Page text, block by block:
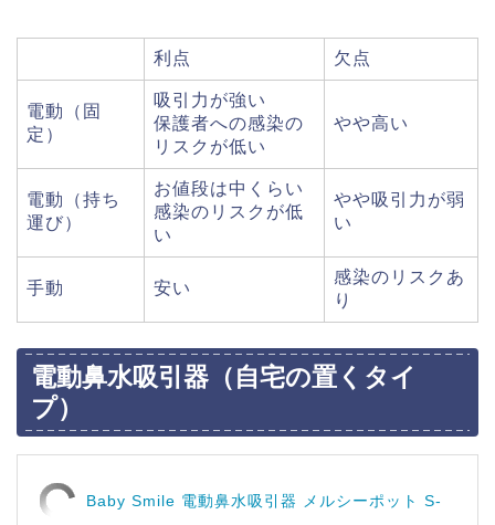
利点 欠点
電動（固
定）
吸引力が強い
保護者への感染の
リスクが低い
やや高い
電動（持ち
運び）
お値段は中くらい
感染のリスクが低
い
やや吸引力が弱
い
手動 安い
感染のリスクあ
り
電動鼻水吸引器（自宅の置くタイ
プ）
Baby Smile 電動鼻水吸引器 メルシーポット S-